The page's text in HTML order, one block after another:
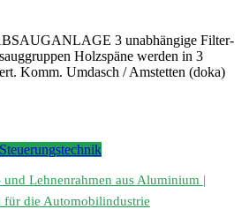
3 unabhängige Filter-
Holzspäne werden in 3
Komm. Umdasch / Amstetten (doka)
Steuerungstechnik
und Lehnenrahmen aus Aluminium |
für die Automobilindustrie